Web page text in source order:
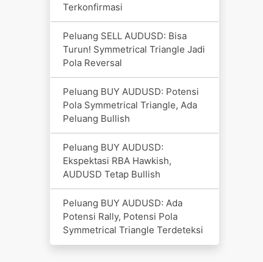
Terkonfirmasi
Peluang SELL AUDUSD: Bisa
Turun! Symmetrical Triangle Jadi
Pola Reversal
Peluang BUY AUDUSD: Potensi
Pola Symmetrical Triangle, Ada
Peluang Bullish
Peluang BUY AUDUSD:
Ekspektasi RBA Hawkish,
AUDUSD Tetap Bullish
Peluang BUY AUDUSD: Ada
Potensi Rally, Potensi Pola
Symmetrical Triangle Terdeteksi